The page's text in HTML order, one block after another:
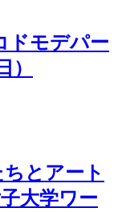
ドモデパー
）
とアート
大学ワー